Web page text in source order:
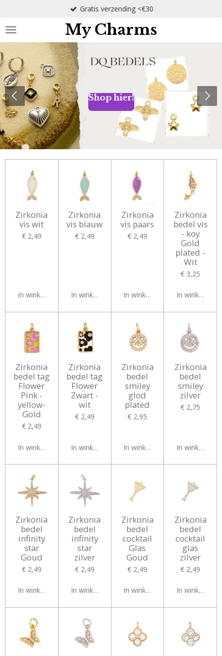
naar
de
My Charms
Gratis verzending <€30
Shop hier!
Zirkonia
vis wit
€ 2,49
In winkelwagen
Zirkonia
vis blauw
€ 2,49
In winkelwagen
Zirkonia
vis paars
€ 2,49
In winkelwagen
Zirkonia
bedel vis
- koy
Gold
plated -
Wit
€ 3,25
In
Zirkonia
bedel tag
Flower
Pink -
yellow-
Gold
€ 2,49
In winkelwagen
Zirkonia
bedel tag
Flower
Zwart -
wit
€ 2,49
In winkelwagen
Zirkonia
bedel
smiley
glod
plated
€ 2,95
In winkelwagen
Zirkonia
bedel
smiley
zilver
€ 2,75
In
Zirkonia
bedel
infinity
star
Goud
€ 2,49
In winkelwagen
Zirkonia
bedel
infinity
star
zilver
€ 2,49
In winkelwagen
Zirkonia
bedel
cocktail
Glas
Goud
€ 2,49
In winkelwagen
Zirkonia
bedel
cocktail
glas
zilver
€ 2,49
In